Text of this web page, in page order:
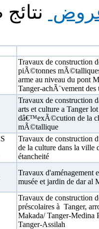
Travaux de construction
piÃ©tonnes
arme au niveau du pont
Tanger-achÃ¨vement des
Travaux de construction
arts et culture a Tanger
dâ€™exÃ©cution de la
mÃ©tallique
Travaux de construction
de la culture dans la ville
étancheité
Travaux d'aménagement
musée et jardin de dar al
Travaux de construction
préscolaires à Tanger,
Makada/ Tanger-Medina
Tanger-Assilah